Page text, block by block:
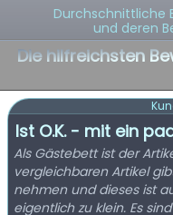
Durchschnittliche
und deren
Die hilfreichsten
Ist O.K. - mit ein
Als Gästebett ist der
vergleichbaren Artikel
nehmen und dieses ist
eigentlich zu klein. Es